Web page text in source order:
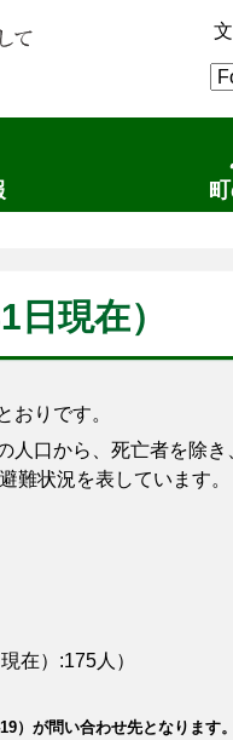
現在）
りです。
口から、死亡者を除
難状況を表しています。
在）:175人）
）が問い合わせ先となります